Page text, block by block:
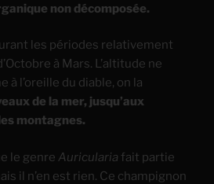
non décomposée.
les périodes relativement
à Mars. L’altitude ne
à l’oreille du diable, on la
de la mer, jusqu’aux
montagnes.
le genre Auricularia fait partie
il n’en est rien. Ce champignon